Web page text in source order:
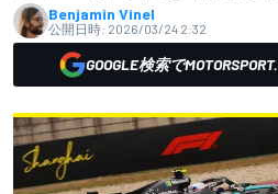
Benjamin Vinel
公開日時: 2026/03/24 2:32
GOOGLE検索で